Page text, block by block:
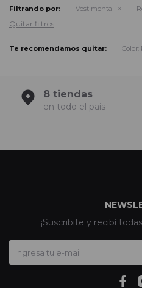
Filtrando por: Vestimenta
Quitar filtros
Te recomendamos quitar: Color:
8 tiendas
en todo el pais
¡Suscribite y recibí